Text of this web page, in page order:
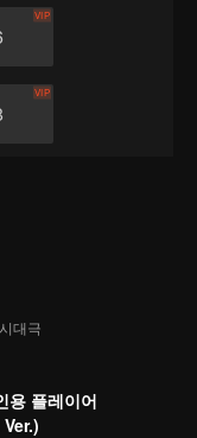
VIP
VIP
VIP
VIP
대극
용 플레이어